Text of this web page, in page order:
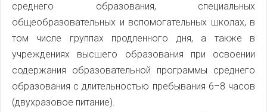
среднего образования, специальных
общеобразовательных и вспомогательных школах, в
том числе группах продленного дня, а также в
учреждениях высшего образования при освоении
содержания образовательной программы среднего
образования с длительностью пребывания 6–8 часов
(двухразовое питание).